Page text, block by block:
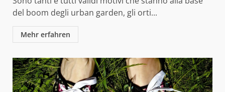
del boom degli urban garden, gli orti...
Mehr erfahren